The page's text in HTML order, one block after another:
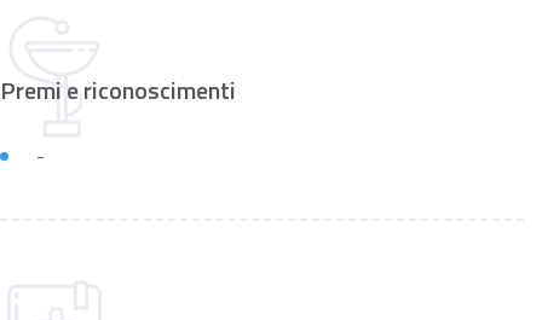
Premi e riconoscimenti
-